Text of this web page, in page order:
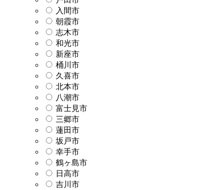
入間市
朝霞市
志木市
和光市
新座市
桶川市
久喜市
北本市
八潮市
富士見市
三郷市
蓮田市
坂戸市
幸手市
鶴ヶ島市
日高市
吉川市